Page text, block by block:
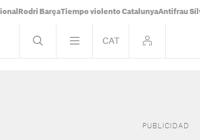
Rodri BarçaTiempo violento CatalunyaAntifrau